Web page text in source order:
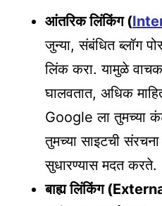
आंतरिक लिंकिंग (
जुन्या, संबंधित ब्लॉग
लिंक करा. यामुळे
घालवतात, अधिक
Google ला तुमच्या
तुमच्या साइटची
सुधारण्यास मदत करते.
बाह्य लिंकिंग